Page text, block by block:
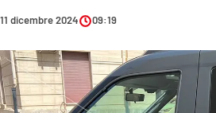
AMBIENTE
SOCIETÀ
CULTURA
11 dicembre 2024 09:19